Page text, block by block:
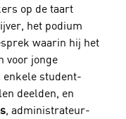
op de taart
het podium
waarin hij het
voor jonge
enkele student-
deelden, en
, administrateur-